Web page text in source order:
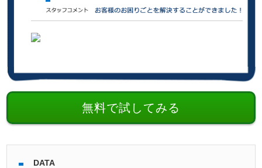
無料で試してみる
DATA